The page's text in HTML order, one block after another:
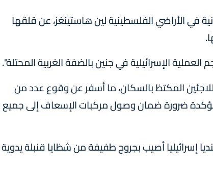
في الأراضي الفلسطينية لين هاستينغز، عن قلقها
الإسرائيلية في جنين بالضفة الغربية المحتلة".
المكتظ بالسكان، ما أسفر عن وقوع عدد من
مؤكدة ضرورة ضمان وصول مركبات الإسعاف إلى جميع
إسرائيليا أصيب بجروح طفيفة من شظايا قنبلة يدوية